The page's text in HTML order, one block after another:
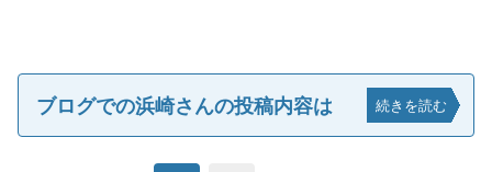
ブログでの浜崎さんの投稿内容は 続きを読む